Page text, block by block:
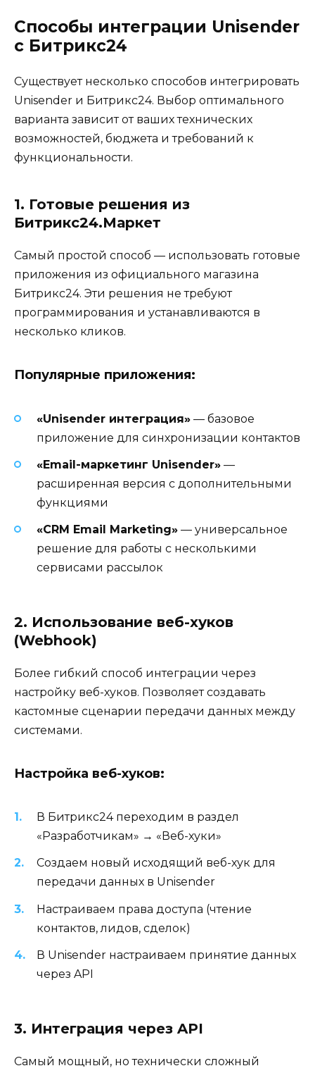
Способы интеграции Unisender
с Битрикс24
Существует несколько способов интегрировать
Unisender и Битрикс24. Выбор оптимального
варианта зависит от ваших технических
возможностей, бюджета и требований к
функциональности.
1. Готовые решения из
Битрикс24.Маркет
Самый простой способ — использовать готовые
приложения из официального магазина
Битрикс24. Эти решения не требуют
программирования и устанавливаются в
несколько кликов.
Популярные приложения:
«Unisender интеграция» — базовое
приложение для синхронизации контактов
«Email-маркетинг Unisender» —
расширенная версия с дополнительными
функциями
«CRM Email Marketing» — универсальное
решение для работы с несколькими
сервисами рассылок
2. Использование веб-хуков
(Webhook)
Более гибкий способ интеграции через
настройку веб-хуков. Позволяет создавать
кастомные сценарии передачи данных между
системами.
Настройка веб-хуков:
В Битрикс24 переходим в раздел
«Разработчикам» → «Веб-хуки»
Создаем новый исходящий веб-хук для
передачи данных в Unisender
Настраиваем права доступа (чтение
контактов, лидов, сделок)
В Unisender настраиваем принятие данных
через API
3. Интеграция через API
Самый мощный, но технически сложный